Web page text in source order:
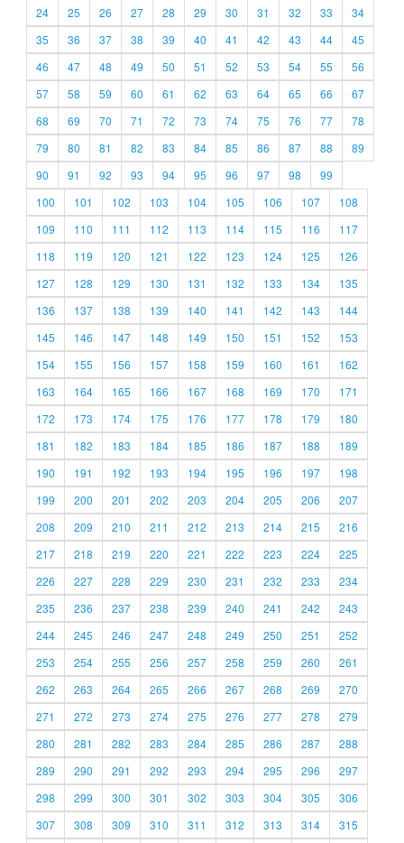
24
25 26 27 28 29 30 31 32 33
34
35
36 37 38 39 40 41 42 43 44
45
46
47 48 49 50 51 52 53 54 55
56
57
58 59 60 61 62 63 64 65 66
67
68
69 70 71 72 73 74 75 76 77
78
79
80 81 82 83 84 85 86 87 88
89
90
91 92 93 94 95 96 97 98
99
100
101 102 103 104 105 106 107
108
109
110 111 112 113 114 115 116
117
118
119 120 121 122 123 124 125
126
127
128 129 130 131 132 133 134
135
136
137 138 139 140 141 142 143
144
145
146 147 148 149 150 151 152
153
154
155 156 157 158 159 160 161
162
163
164 165 166 167 168 169 170
171
172
173 174 175 176 177 178 179
180
181
182 183 184 185 186 187 188
189
190
191 192 193 194 195 196 197
198
199
200 201 202 203 204 205 206
207
208
209 210 211 212 213 214 215
216
217
218 219 220 221 222 223 224
225
226
227 228 229 230 231 232 233
234
235
236 237 238 239 240 241 242
243
244
245 246 247 248 249 250 251
252
253
254 255 256 257 258 259 260
261
262
263 264 265 266 267 268 269
270
271
272 273 274 275 276 277 278
279
280
281 282 283 284 285 286 287
288
289
290 291 292 293 294 295 296
297
298
299 300 301 302 303 304 305
306
307
308 309 310 311 312 313 314 315